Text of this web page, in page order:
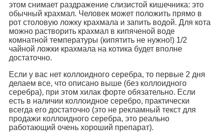
этом снимает раздражение слизистой кишечника: это
обычный крахмал. Человек может положить прямо в
рот столовую ложку крахмала и запить водой. Для кота
можно растворить крахмал в кипяченой воде
комнатной температуры (кипятить не нужно!) 1/2
чайной ложки крахмала на котика будет вполне
достаточно.
Если у вас нет коллоидного серебра, то первые 2 дня
делаем все, что описано выше (без коллоидного
серебра), при этом хилак форте обязательно. Если
есть в наличии коллоидное серебро, практически
всегда его достаточно (это не рекламный текст для
продажи коллоидного серебра, это реально
работающий очень хороший препарат).